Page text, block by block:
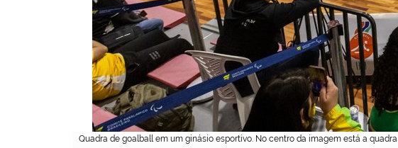
Quadra de goalball em um ginásio esportivo. No centro da imagem está a